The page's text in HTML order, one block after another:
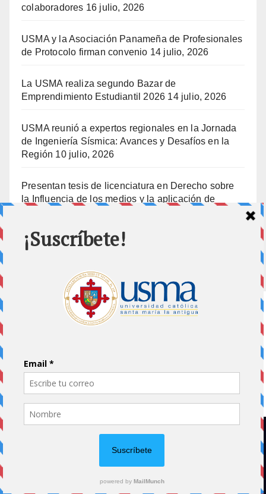
colaboradores 16 julio, 2026
USMA y la Asociación Panameña de Profesionales
de Protocolo firman convenio 14 julio, 2026
La USMA realiza segundo Bazar de
Emprendimiento Estudiantil 2026 14 julio, 2026
USMA reunió a expertos regionales en la Jornada
de Ingeniería Sísmica: Avances y Desafíos en la
Región 10 julio, 2026
Presentan tesis de licenciatura en Derecho sobre
la Influencia de los medios y la aplicación de
Papás usmeños